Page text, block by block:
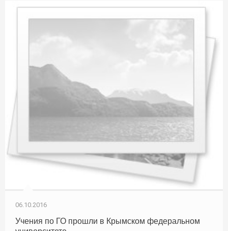
06.10.2016
Учения по ГО прошли в Крымском федеральном